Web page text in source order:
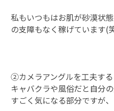
私もいつもはお肌が砂漠状
の支障もなく稼げています(
②カメラアングルを工夫する
キャバクラや風俗だと自分
すごく気になる部分ですが、